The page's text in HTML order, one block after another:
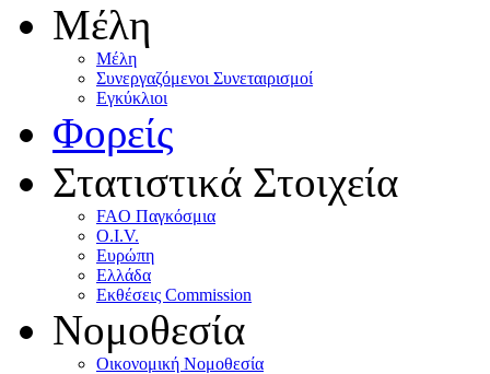
Μέλη
Mέλη
Συνεργαζόμενοι Συνεταιρισμοί
Εγκύκλιοι
Φορείς
Στατιστικά Στοιχεία
FAO Παγκόσμια
O.I.V.
Ευρώπη
Ελλάδα
Eκθέσεις Commission
Νομοθεσία
Οικονομική Νομοθεσία